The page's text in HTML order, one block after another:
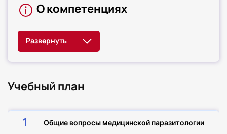
О компетенциях
Учебный план
1 Общие вопросы медицинской паразитологии